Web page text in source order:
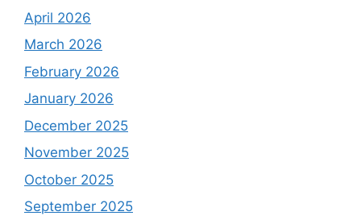
April 2026
March 2026
February 2026
January 2026
December 2025
November 2025
October 2025
September 2025